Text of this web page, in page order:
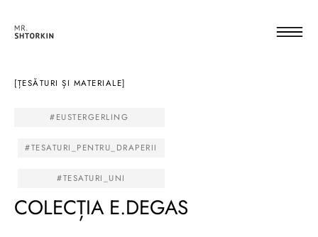
[ȚESĂTURI ȘI MATERIALE]
#EUSTERGERLING
#TESATURI_PENTRU_DRAPERII
#TESATURI_UNI
COLECȚIA E.DEGAS